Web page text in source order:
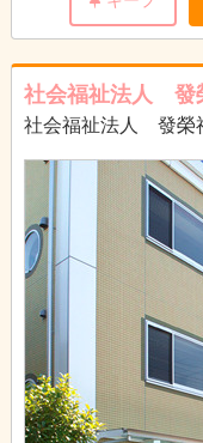
社会福祉法人 發
社会福祉法人 發榮